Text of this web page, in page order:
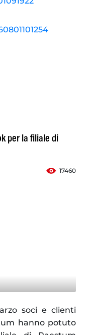
per la filiale di
17460
soci e clienti
hanno potuto